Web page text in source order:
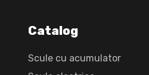
Catalog
Scule cu acumulator